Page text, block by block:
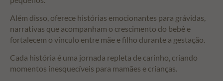
Além disso, oferece histórias emocionantes para grávidas,
narrativas que acompanham o crescimento do bebê e
fortalecem o vínculo entre mãe e filho durante a gestação.
Cada história é uma jornada repleta de carinho, criando
momentos inesquecíveis para mamães e crianças.